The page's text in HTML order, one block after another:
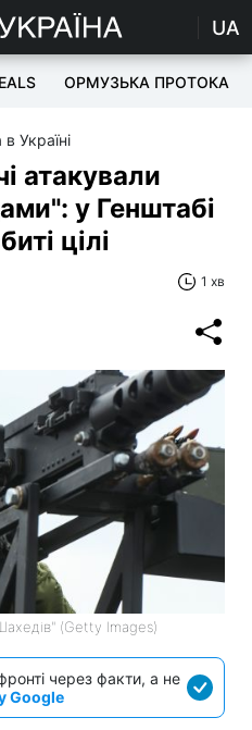
UA
ОРМУЗЬКА ПРОТОКА
в Україні
атакували
у Генштабі
цілі
1 хв
(Getty Images)
через факти, а не
Google